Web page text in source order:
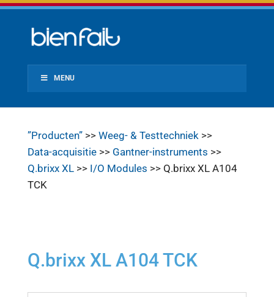
MENU
”Producten”>> Weeg- & Testtechniek>>
Data-acquisitie>> Gantner-instruments >>
Q.brixx XL>> I/O Modules >> Q.brixx XL A104
TCK
Q.brixx XL A104 TCK